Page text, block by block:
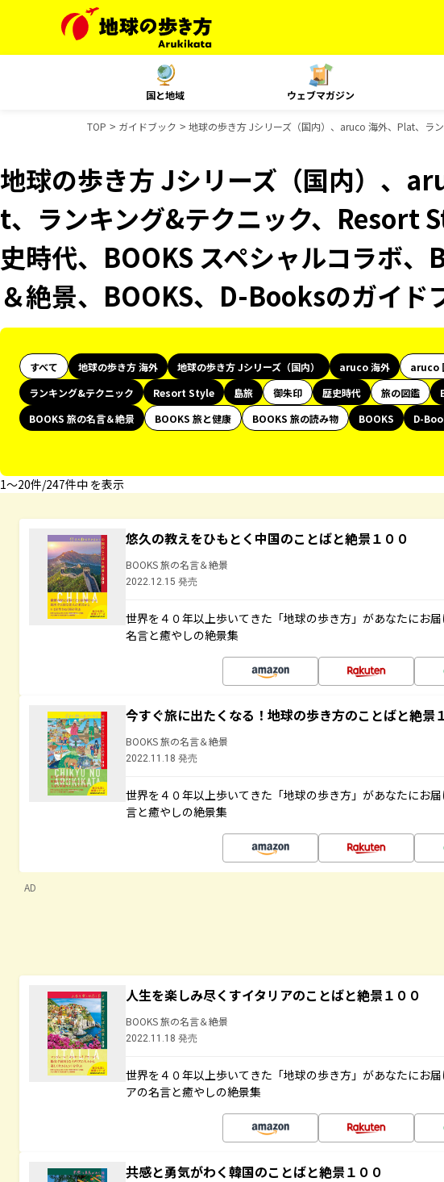
国と地域 ウェブマガジン
TOP ガイドブック 地球の歩き方 Jシリーズ（国内）、aruco 海外、Plat、ラ
地球の歩き方 Jシリーズ（国内）、
t、ランキング&テクニック、Resort
史時代、BOOKS スペシャルコラボ、
＆絶景、BOOKS、D-Booksのガイド
すべて 地球の歩き方 海外 地球の歩き方 Jシリーズ（国内） aruco 海外 aruco
ランキング&テクニック
Resort Style 島旅 御朱印 歴史時代 旅の図鑑
BOOKS 旅の名言＆絶景
BOOKS 旅と健康 BOOKS 旅の読み物 BOOKS
D-
1〜20件/247件中 を表示
悠久の教えをひもとく中国のことばと絶景１００
BOOKS 旅の名言＆絶景
2022.12.15 発売
世界を４０年以上歩いてきた「地球の歩き方」があなたにお
名言と癒やしの絶景集
今すぐ旅に出たくなる！地球の歩き方のことばと絶景
BOOKS 旅の名言＆絶景
2022.11.18 発売
世界を４０年以上歩いてきた「地球の歩き方」があなたにお
言と癒やしの絶景集
AD
人生を楽しみ尽くすイタリアのことばと絶景１００
BOOKS 旅の名言＆絶景
2022.11.18 発売
世界を４０年以上歩いてきた「地球の歩き方」があなたにお
アの名言と癒やしの絶景集
共感と勇気がわく韓国のことばと絶景１００